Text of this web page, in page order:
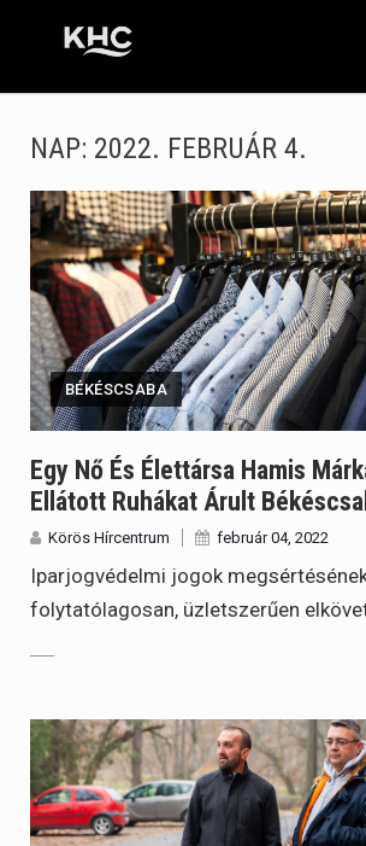
NAP: 2022. FEBRUÁR 4.
BÉKÉSCSABA
Egy Nő És Élettársa Hamis
Ellátott Ruhákat Árult
Körös Hírcentrum február 04, 2022
Iparjogvédelmi jogok
folytatólagosan, üzletszerűen